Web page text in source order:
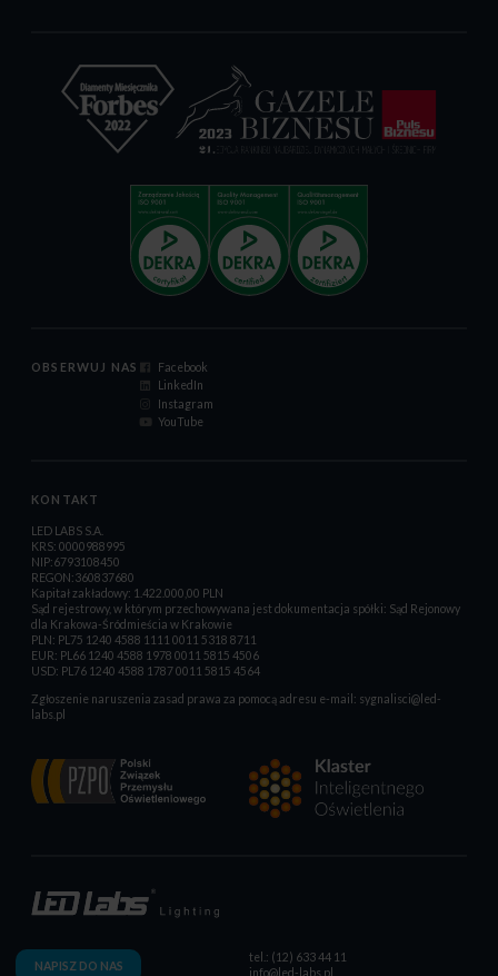
OBSERWUJ NAS
Facebook
LinkedIn
Instagram
YouTube
KONTAKT
LED LABS S.A.
KRS: 0000988995
NIP:6793108450
REGON:360837680
Kapitał zakładowy: 1.422.000,00 PLN
Sąd rejestrowy, w którym przechowywana jest dokumentacja spółki: Sąd Rejonowy
dla Krakowa-Śródmieścia w Krakowie
PLN: PL75 1240 4588 1111 0011 5318 8711
EUR: PL66 1240 4588 1978 0011 5815 4506
USD: PL76 1240 4588 1787 0011 5815 4564
Zgłoszenie naruszenia zasad prawa za pomocą adresu e-mail: sygnalisci@led-
labs.pl
NAPISZ DO NAS
tel.: (12) 633 44 11
info@led-labs.pl